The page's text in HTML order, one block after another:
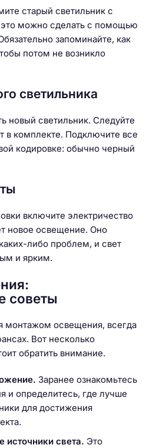
старый светильник с
это можно сделать с помощью
запоминайте, как
потом не возникло
светильника
новый светильник. Следуйте
в комплекте. Подключите все
кодировке: обычно черный
включите электричество
новое освещение. Оно
либо проблем, и свет
и ярким.
советы
монтажом освещения, всегда
Вот несколько
обратить внимание.
Заранее ознакомьтесь
и определитесь, где лучше
для достижения
источники света. Это